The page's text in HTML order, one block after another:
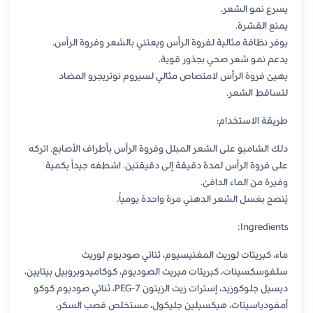
يسرع نمو الشعر.
يمنع القشرة.
يوفر نظافة مثالية لفروة الرأس ويعتني بالشعر وفروة الرأس.
يدعم نمو شعر صحي بجذور قوية.
يهيئ فروة الرأس لامتصاص مثالي لسيروم نوتريجرو المضاد
لتساقط الشعر.
طريقة الاستخدام:
دلك الشامبو على الشعر المبلل وفروة الرأس بأطراف الأصابع. اتركه
على فروة الرأس لمدة دقيقة إلى دقيقتين. اشطفه جيداً بكمية
وفيرة من الماء الدافئ.
يُنصح بغسل الشعر الدهني مرة واحدة يومياً.
Ingredients:
ماء، كبريتات لوريث المغنيسيوم، ثنائي صوديوم لوريث
سلفوسكسينات، كبريتات ميريث الصوديوم، كوكاميدوبروبيل بيتايين،
ديسيل جلوكوزيد، إسترات زيت الزيتون PEG-7، ثنائي صوديوم كوكو
أمفودياسيتات، هيكسيلين جليكول، مستخلص قصب السكر،